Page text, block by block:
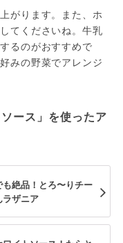
がります。また、ホ
てくださいね。牛乳
るのがおすすめで
みの野菜でアレンジ
ース」を使ったア
絶品！とろ〜りチー
ラザニア